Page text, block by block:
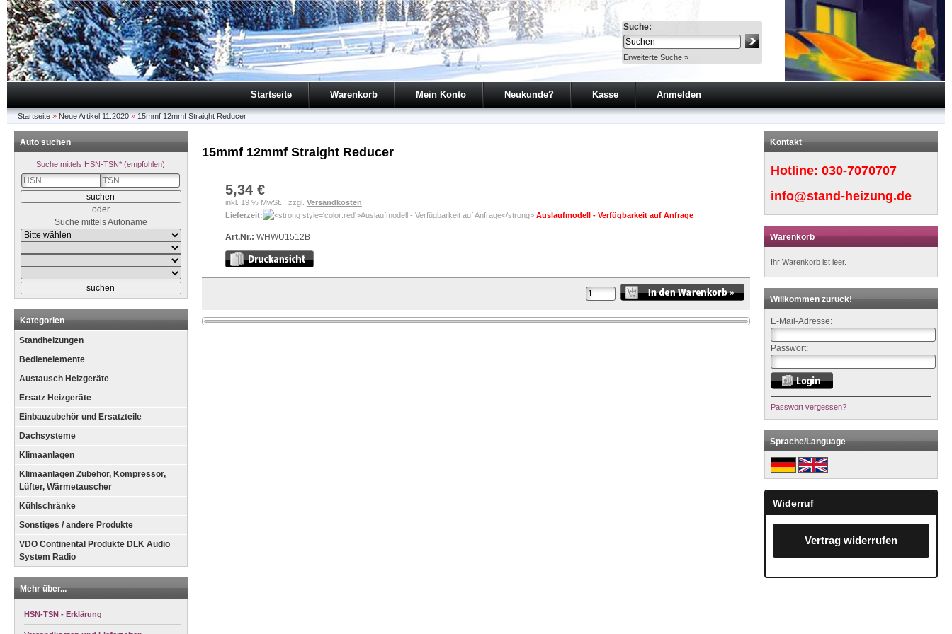
Suche:
Erweiterte Suche »
Startseite Warenkorb Mein Konto Neukunde? Kasse Anmelden
Startseite » Neue Artikel 11.2020 » 15mmf 12mmf Straight Reducer
15mmf 12mmf Straight Reducer
5,34 €
inkl. 19 % MwSt. | zzgl. Versandkosten
Lieferzeit:
Auslaufmodell - Verfügbarkeit auf Anfrage
Art.Nr.: WHWU1512B
Auto suchen
Suche mittels HSN-TSN* (empfohlen)
oder
Suche mittels Autoname
Kategorien
Standheizungen
Bedienelemente
Austausch Heizgeräte
Ersatz Heizgeräte
Einbauzubehör und Ersatzteile
Dachsysteme
Klimaanlagen
Klimaanlagen Zubehör, Kompressor,
Lüfter, Wärmetauscher
Kühlschränke
Sonstiges / andere Produkte
VDO Continental Produkte DLK Audio
System Radio
Mehr über...
HSN-TSN - Erklärung
Kontakt
Hotline:030-7070707
info@stand-heizung.de
Warenkorb
Ihr Warenkorb ist leer.
Willkommen zurück!
E-Mail-Adresse:
Passwort:
Passwort vergessen?
Sprache/Language
Widerruf
Vertrag widerrufen